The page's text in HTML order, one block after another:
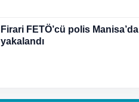
Firari FETÖ’cü polis Manisa’da
yakalandı